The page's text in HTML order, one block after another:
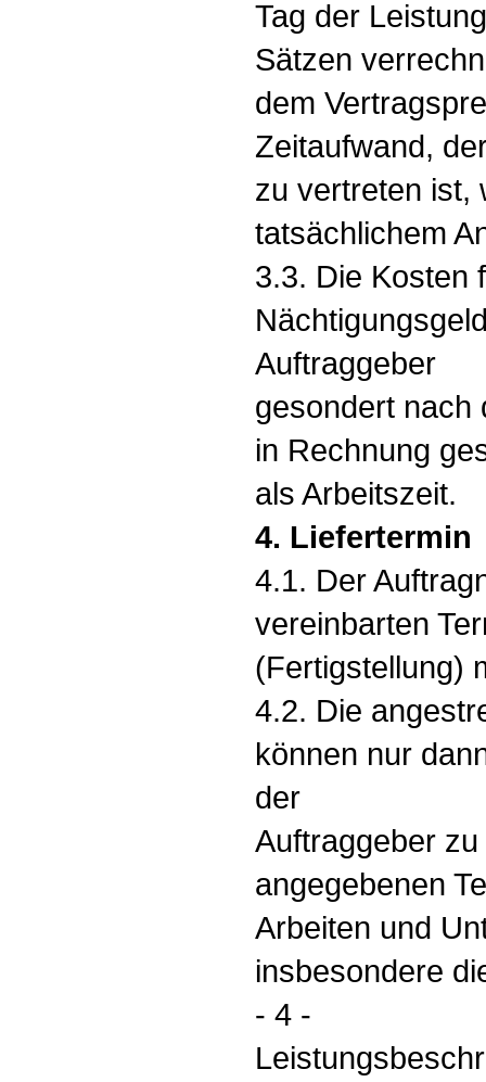
Tag der
Sätzen
dem
Zeitaufwand,
zu vertreten ist,
tatsächlichem
3.3. Die Kosten
Auftraggeber
gesondert nach
in Rechnung
als Arbeitszeit.
4. Liefertermin
4.1. Der
vereinbarten
(Fertigstellung)
4.2. Die
können nur
der
Auftraggeber
angegebenen
Arbeiten und
insbesondere
- 4 -